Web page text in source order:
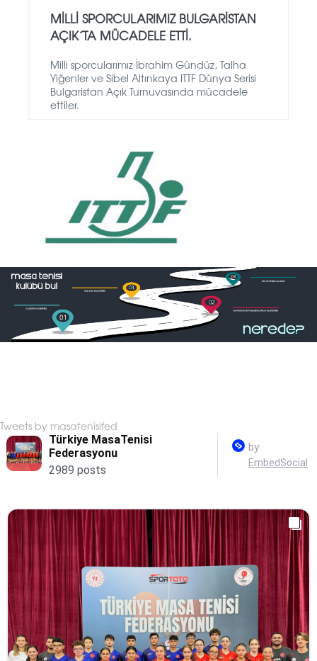
MILLI SPORCULARIMIZ BULGARISTAN
AÇIK´TA MÜCADELE ETTI.
Milli sporcularımız İbrahim Gündüz, Talha
Yiğenler ve Sibel Altınkaya ITTF Dünya Serisi
Bulgaristan Açık Turnuvasında mücadele
ettiler.
Tweets by masatenisifed